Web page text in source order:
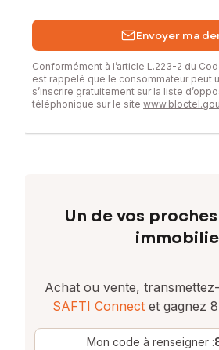
Envoyer ma
Conformément à l’article L.223-2 du
est rappelé que le consommateur peut
s’inscrire gratuitement sur la liste
téléphonique sur le site
Un de vos
Achat ou vente,
SAFTI Connect et gagnez
Mon code à renseigner :